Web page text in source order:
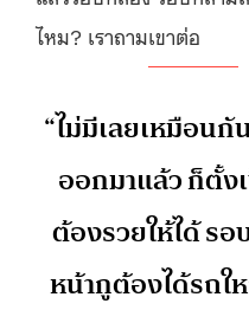
ไหม? เราถามเขาต่อ
“ไม่มีเลยเหมือน
ออกมาแล้ว ก็ตั้ง
ต้องรวยให้ได้ ร
หน้ากูต้องได้รถใ